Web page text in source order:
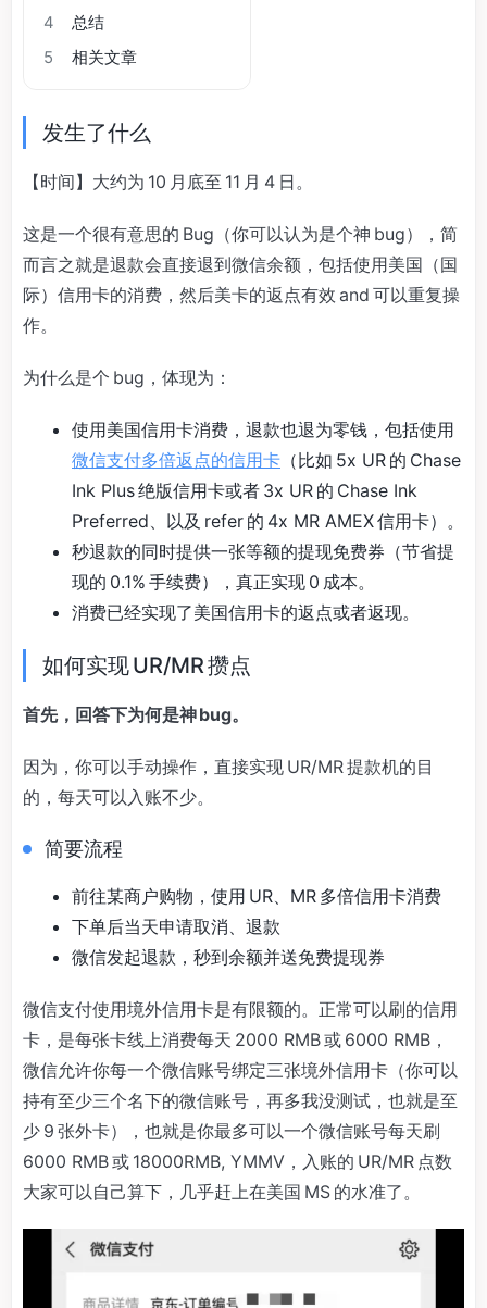
4
总结
5
相关文章
发生了什么
【时间】大约为 10 月底至 11 月 4 日。
这是一个很有意思的 Bug（你可以认为是个神 bug），简
而言之就是退款会直接退到微信余额，包括使用美国（国
际）信用卡的消费，然后美卡的返点有效 and 可以重复操
作。
为什么是个 bug，体现为：
使用美国信用卡消费，退款也退为零钱，包括使用
微信支付多倍返点的信用卡 （比如 5x UR 的 Chase
Ink Plus 绝版信用卡或者 3x UR 的 Chase Ink
Preferred、以及 refer 的 4x MR AMEX 信用卡）。
秒退款的同时提供一张等额的提现免费券（节省提
现的 0.1% 手续费），真正实现 0 成本。
消费已经实现了美国信用卡的返点或者返现。
如何实现 UR/MR 攒点
首先，回答下为何是神 bug。
因为，你可以手动操作，直接实现 UR/MR 提款机的目
的，每天可以入账不少。
简要流程
前往某商户购物，使用 UR、MR 多倍信用卡消费
下单后当天申请取消、退款
微信发起退款，秒到余额并送免费提现券
微信支付使用境外信用卡是有限额的。正常可以刷的信用
卡，是每张卡线上消费每天 2000 RMB 或 6000 RMB，
微信允许你每一个微信账号绑定三张境外信用卡（你可以
持有至少三个名下的微信账号，再多我没测试，也就是至
少 9 张外卡），也就是你最多可以一个微信账号每天刷
6000 RMB 或 18000RMB, YMMV，入账的 UR/MR 点数
大家可以自己算下，几乎赶上在美国 MS 的水准了。